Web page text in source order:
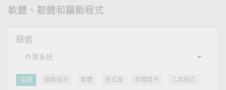
軟體、韌體和驅動程式
篩選
全部 驅動程式 韌體 程式庫 軟體套件 工具程式